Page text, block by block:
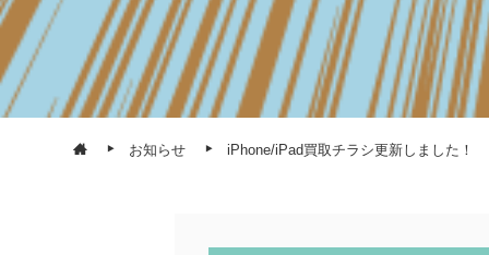
お知らせ iPhone/iPad買取チラシ更新しました！